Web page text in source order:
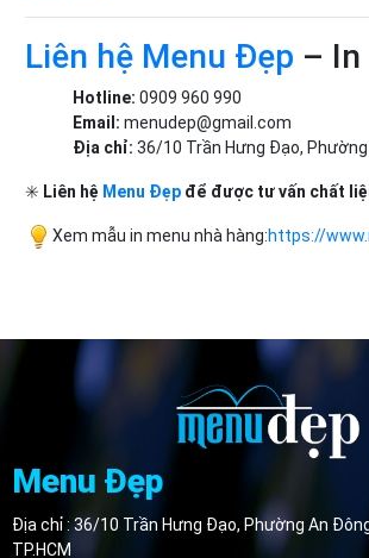
Liên hệ Menu Đẹp – In
Hotline: 0909 960 990
Email: menudep@gmail.com
Địa chỉ: 36/10 Trần Hưng Đạo,
✳️ Liên hệ Menu Đẹp để được tư vấn chất
Xem mẫu in menu nhà hàng:https://
Menu Đẹp
Địa chỉ : 36/10 Trần Hưng Đạo, Phường An
TP.HCM